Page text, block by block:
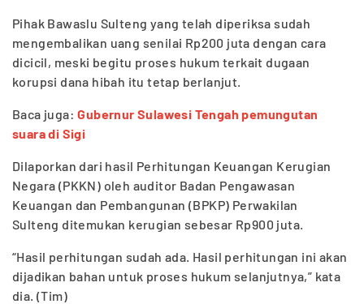
Pihak Bawaslu Sulteng yang telah diperiksa sudah
mengembalikan uang senilai Rp200 juta dengan cara
dicicil, meski begitu proses hukum terkait dugaan
korupsi dana hibah itu tetap berlanjut.
Baca juga:Gubernur Sulawesi Tengah pemungutan
suara di Sigi
Dilaporkan dari hasil Perhitungan Keuangan Kerugian
Negara (PKKN) oleh auditor Badan Pengawasan
Keuangan dan Pembangunan (BPKP) Perwakilan
Sulteng ditemukan kerugian sebesar Rp900 juta.
“Hasil perhitungan sudah ada. Hasil perhitungan ini akan
dijadikan bahan untuk proses hukum selanjutnya,” kata
dia. (Tim)